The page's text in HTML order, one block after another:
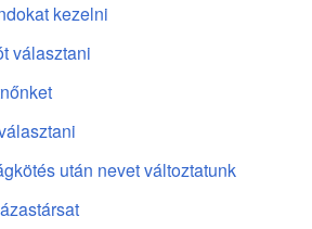
kezelni
választani
után nevet változtatunk